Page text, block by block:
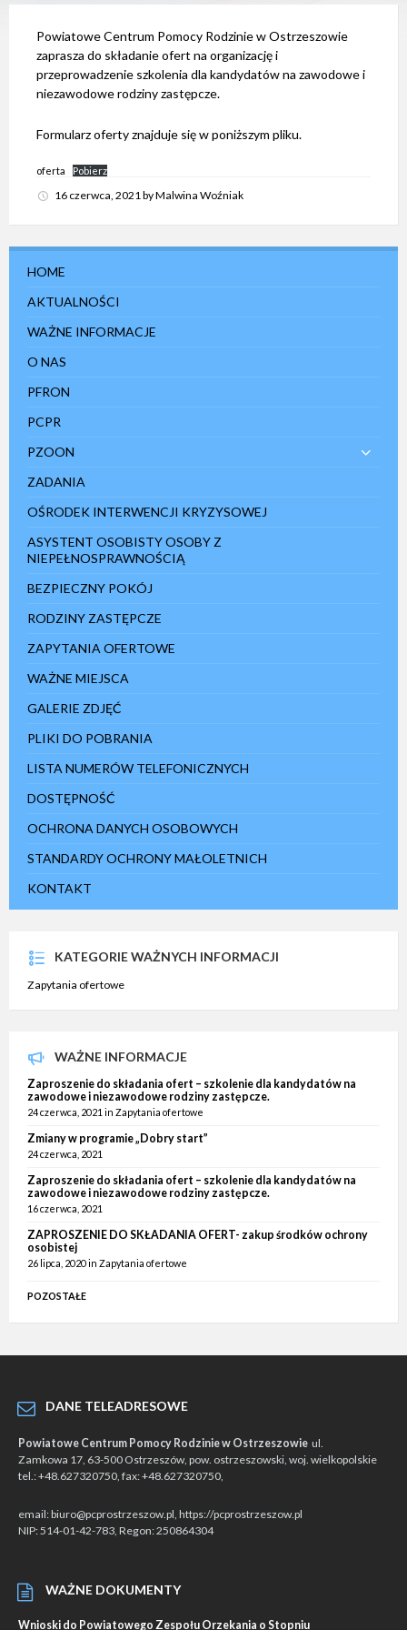
Powiatowe Centrum Pomocy Rodzinie w Ostrzeszowie
zaprasza do składanie ofert na organizację i
przeprowadzenie szkolenia dla kandydatów na zawodowe i
niezawodowe rodziny zastępcze.
Formularz oferty znajduje się w poniższym pliku.
oferta Pobierz
16 czerwca, 2021byMalwina Woźniak
HOME
AKTUALNOŚCI
WAŻNE INFORMACJE
O NAS
PFRON
PCPR
PZOON
ZADANIA
OŚRODEK INTERWENCJI KRYZYSOWEJ
ASYSTENT OSOBISTY OSOBY Z
NIEPEŁNOSPRAWNOŚCIĄ
BEZPIECZNY POKÓJ
RODZINY ZASTĘPCZE
ZAPYTANIA OFERTOWE
WAŻNE MIEJSCA
GALERIE ZDJĘĆ
PLIKI DO POBRANIA
LISTA NUMERÓW TELEFONICZNYCH
DOSTĘPNOŚĆ
OCHRONA DANYCH OSOBOWYCH
STANDARDY OCHRONY MAŁOLETNICH
KONTAKT
KATEGORIE WAŻNYCH INFORMACJI
Zapytania ofertowe
WAŻNE INFORMACJE
Zaproszenie do składania ofert – szkolenie dla kandydatów na
zawodowe i niezawodowe rodziny zastępcze.
24 czerwca, 2021 in Zapytania ofertowe
Zmiany w programie „Dobry start”
24 czerwca, 2021
Zaproszenie do składania ofert – szkolenie dla kandydatów na
zawodowe i niezawodowe rodziny zastępcze.
16 czerwca, 2021
ZAPROSZENIE DO SKŁADANIA OFERT- zakup środków ochrony
osobistej
26 lipca, 2020in Zapytania ofertowe
POZOSTAŁE
DANE TELEADRESOWE
Powiatowe Centrum Pomocy Rodzinie w Ostrzeszowie ul.
Zamkowa 17, 63-500 Ostrzeszów, pow. ostrzeszowski, woj. wielkopolskie
tel.: +48.627320750, fax: +48.627320750,
email: biuro@pcprostrzeszow.pl, https://pcprostrzeszow.pl
NIP: 514-01-42-783, Regon: 250864304
WAŻNE DOKUMENTY
Wnioski do Powiatowego Zespołu Orzekania o Stopniu